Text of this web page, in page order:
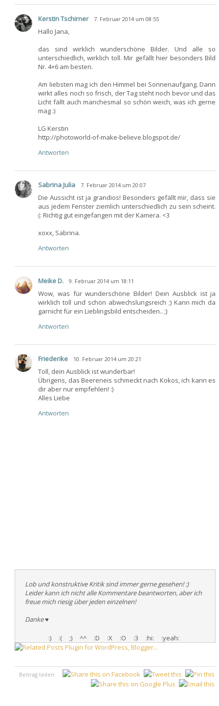
Kerstin Tschirner 7. Februar 2014 um 08:55
Hallo Jana,
das sind wirklich wunderschöne Bilder. Und alle so
unterschiedlich, wirklich toll. Mir gefällt hier besonders Bild
Nr. 4+6 am besten.
Am liebsten mag ich den Himmel bei Sonnenaufgang. Dann
wirkt alles noch so frisch, der Tag steht noch bevor und das
Licht fällt auch manchesmal so schön weich, was ich gerne
mag :)
LG Kerstin
http://photoworld-of-make-believe.blogspot.de/
Antworten
Sabrina Julia 7. Februar 2014 um 20:07
Die Aussicht ist ja grandios! Besonders gefällt mir, dass sie
aus jedem Fenster ziemlich unterschiedlich zu sein scheint.
(: Richtig gut eingefangen mit der Kamera. <3
xoxx, Sabrina.
Antworten
Meike D. 9. Februar 2014 um 18:11
Wow, was für wunderschöne Bilder! Dein Ausblick ist ja
wirklich toll und schön abwechslungsreich ;) Kann mich da
garnicht für ein Lieblingsbild entscheiden.. ;)
Antworten
Friederike 10. Februar 2014 um 20:21
Toll, dein Ausblick ist wunderbar!
Übrigens, das Beereneis schmeckt nach Kokos, ich kann es
dir aber nur empfehlen! :)
Alles Liebe
Antworten
Lob und konstruktive Kritik sind immer gerne gesehen! :)
Leider kann ich nicht alle Kommentare beantworten, aber ich
freue mich riesig über jeden einzelnen!
Danke♥
:) :( ;) ^^ :D :X :O :3 :hi: :yeah:
♥
Beitrag teilen: